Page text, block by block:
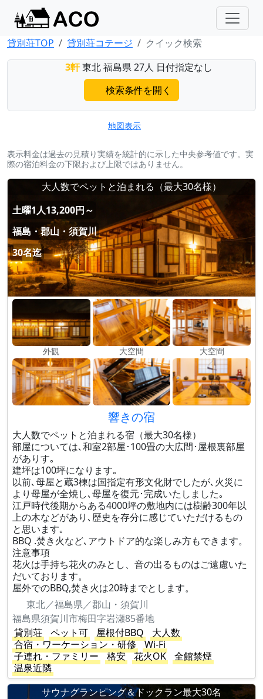
貸別荘TOP 貸別荘コテージ
クイック検索
3軒東北 福島県 27人 日付指定なし
検索条件を開く
地図表示
表示料金は過去の見積り実績を統計的に示した中央参考値です。実
際の宿泊料金の下限および上限ではありません。
大人数でペットと泊まれる（最大30名様）
土曜1人13,200円～
福島・郡山・須賀川
30名迄
外観 大空間 大空間
響きの宿
大人数でペットと泊まれる宿（最大30名様）
部屋については､和室2部屋･100畳の大広間･屋根裏部屋
がありす｡
建坪は100坪になります｡
以前､母屋と蔵3棟は国指定有形文化財でしたが､火災に
より母屋が全焼し､母屋を復元･完成いたしました｡
江戸時代後期からある4000坪の敷地内には樹齢300年以
上の木などがあり､歴史を存分に感じていただけるもの
と思います｡
BBQ .焚き火など､アウトドア的な楽しみ方もできます。
注意事項
花火は手持ち花火のみとし、音の出るものはご遠慮いた
だいております。
屋外でのBBQ,焚き火は20時までとします。
東北／福島県／郡山・須賀川
福島県須賀川市梅田字岩瀬85番地
貸別荘
ペット可 屋根付BBQ
大人数
合宿・ワーケーション・研修
Wi-Fi
子連れ・ファミリー
格安 花火OK
全館禁煙
温泉近隣
サウナグランピング＆ドックラン最大30名